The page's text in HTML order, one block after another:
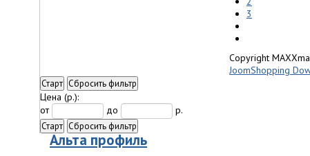
3
Copyright
JoomShopping
Старт Сбросить фильтр
Цена (р.):
от
до р.
Старт Сбросить фильтр
Альта профиль